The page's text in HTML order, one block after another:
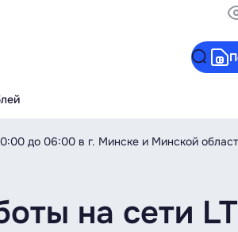
до 06:00 в г. Минске и Минской
на сети